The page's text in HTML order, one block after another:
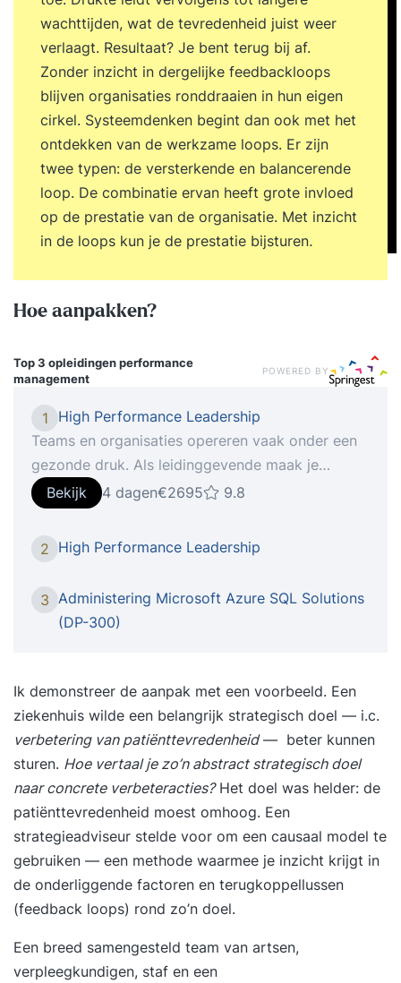
wachttijden, wat de tevredenheid juist weer
verlaagt. Resultaat? Je bent terug bij af.
Zonder inzicht in dergelijke feedbackloops
blijven organisaties ronddraaien in hun eigen
cirkel. Systeemdenken begint dan ook met het
ontdekken van de werkzame loops. Er zijn
twee typen: de versterkende en balancerende
loop. De combinatie ervan heeft grote invloed
op de prestatie van de organisatie. Met inzicht
in de loops kun je de prestatie bijsturen.
Hoe aanpakken?
Top 3 opleidingenperformance
management
POWERED BY
1
High Performance Leadership
Teams en organisaties opereren vaak onder een
gezonde druk. Als leidinggevende maak je
continu de afweging wat je mensen aankunnen en
hoe je hun energie het beste kunt richten. In de
praktijk blijkt dat werkdruk door medewerkers
soms wordt ervaren als werklast, met alle
Performance Leadership’ leer je hoe je van een
high demanding omgeving een high performing
een cruciale rol speelt in het creëren van focus,
energie en duurzame resultaten, en hoe je een
team bouwt dat langdurig op topniveau
presteert. Iets voor jou De training ‘High
Performance Leadership’ is bestemd voor
ervaren leidinggevenden en managers die hun
team naar een hoger prestatieniveau willen
brengen. Wat deze vierdaagse training uniek
maakt Tijdens de training ‘High Performance
Leadership’ combineer je inzichten uit
management. Je leert hoe je druk omzet in
energie, en hoe je met bewezen strategieën en
Bekijk 4 dagen€2695 9.8
2 High Performance Leadership
3 Administering Microsoft Azure SQL Solutions
(DP-300)
Ik demonstreer de aanpak met een voorbeeld. Een
ziekenhuis wilde een belangrijk strategisch doel — i.c.
verbetering van patiënttevredenheid— beter kunnen
sturen. Hoe vertaal je zo’n abstract strategisch doel
naar concrete verbeteracties?Het doel was helder: de
patiënttevredenheid moest omhoog. Een
strategieadviseur stelde voor om een causaal model te
gebruiken — een methode waarmee je inzicht krijgt in
de onderliggende factoren en terugkoppellussen
(feedback loops) rond zo’n doel.
Een breed samengesteld team van artsen,
verpleegkundigen, staf en een